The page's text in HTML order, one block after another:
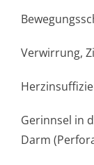
Verwirrung,
Gerinnsel in
Darm